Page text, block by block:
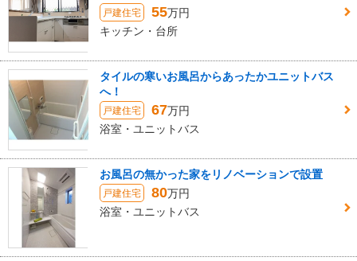
戸建住宅 55万円
キッチン・台所
タイルの寒いお風呂からあったかユニットバス
へ！
戸建住宅 67万円
浴室・ユニットバス
お風呂の無かった家をリノベーションで設置
戸建住宅 80万円
浴室・ユニットバス